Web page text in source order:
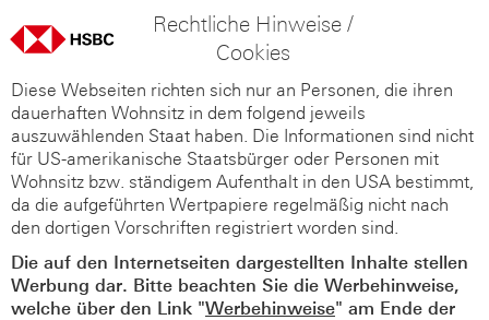
Rechtliche Hinweise /
Cookies
Diese Webseiten richten sich nur an Personen, die ihren
dauerhaften Wohnsitz in dem folgend jeweils
auszuwählenden Staat haben. Die Informationen sind nicht
für US-amerikanische Staatsbürger oder Personen mit
Wohnsitz bzw. ständigem Aufenthalt in den USA bestimmt,
da die aufgeführten Wertpapiere regelmäßig nicht nach
den dortigen Vorschriften registriert worden sind.
Die auf den Internetseiten dargestellten Inhalte stellen
Werbung dar. Bitte beachten Sie die Werbehinweise,
welche über den Link "Werbehinweise" am Ende der